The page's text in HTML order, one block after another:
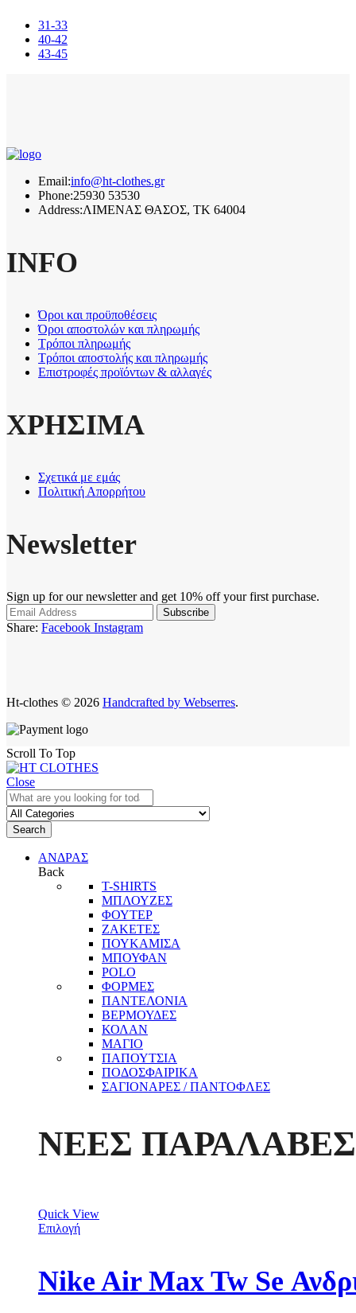
31-33
40-42
43-45
Email:info@ht-clothes.gr
Phone:25930 53530
Address:ΛΙΜΕΝΑΣ ΘΑΣΟΣ, TK 64004
INFO
Όροι και προϋποθέσεις
Όροι αποστολών και πληρωμής
Τρόποι πληρωμής
Τρόποι αποστολής και πληρωμής
Επιστροφές προϊόντων & αλλαγές
ΧΡΗΣΙΜΑ
Σχετικά με εμάς
Πολιτική Απορρήτου
Newsletter
Sign up for our newsletter and get 10% off your first purchase.
Share: Facebook Instagram
Ht-clothes © 2026 Handcrafted by Webserres.
Scroll To Top
Close
Search
ΑΝΔΡΑΣ
Back
T-SHIRTS
ΜΠΛΟΥΖΕΣ
ΦΟΥΤΕΡ
ΖΑΚΕΤΕΣ
ΠΟΥΚΑΜΙΣΑ
ΜΠΟΥΦΑΝ
POLO
ΦΟΡΜΕΣ
ΠΑΝΤΕΛΟΝΙΑ
ΒΕΡΜΟΥΔΕΣ
ΚΟΛΑΝ
ΜΑΓΙΟ
ΠΑΠΟΥΤΣΙΑ
ΠΟΔΟΣΦΑΙΡΙΚΑ
ΣΑΓΙΟΝΑΡΕΣ / ΠΑΝΤΟΦΛΕΣ
ΝΕΕΣ ΠΑΡΑΛΑΒΕΣ
Quick View
Επιλογή
Nike Air Max Tw Se